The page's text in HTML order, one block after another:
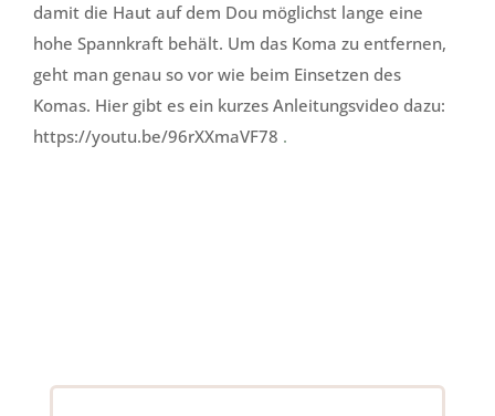
damit die Haut auf dem Dou möglichst lange eine
hohe Spannkraft behält. Um das Koma zu entfernen,
geht man genau so vor wie beim Einsetzen des
Komas. Hier gibt es ein kurzes Anleitungsvideo dazu:
https://youtu.be/96rXXmaVF78 .